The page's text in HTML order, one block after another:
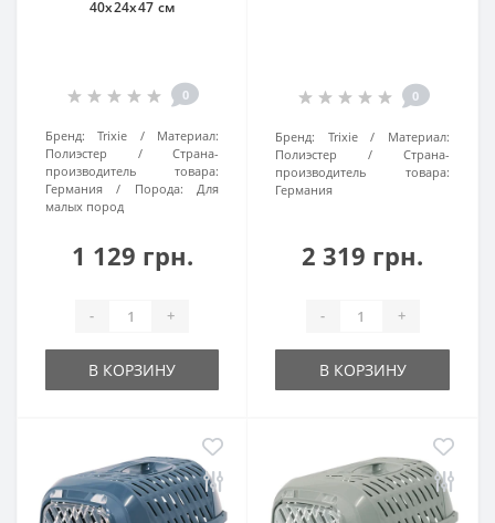
40х24х47 см
0
Бренд: Trixie
Материал:
Полиэстер
Страна-
производитель товара:
Германия
Порода:
Для
малых пород
1 129 грн.
- +
В КОРЗИНУ
0
Бренд: Trixie
Материал:
Полиэстер
Страна-
производитель товара:
Германия
2 319 грн.
- +
В КОРЗИНУ